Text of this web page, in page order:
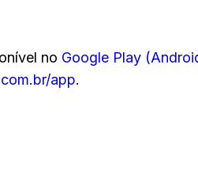
no Google Play
app.